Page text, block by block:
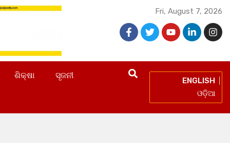
Fri, August 7, 2026
ଶିକ୍ଷା ସୃଜନୀ
ENGLISH
ଓଡ଼ିଆ